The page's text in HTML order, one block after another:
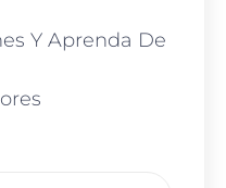
Y Aprenda De